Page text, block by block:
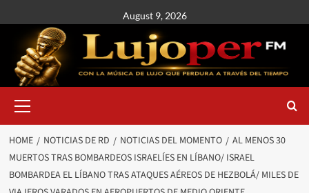
August 9, 2026
HOME NOTICIAS DE RD NOTICIAS DEL MOMENTO
AL MENOS 30
MUERTOS TRAS BOMBARDEOS ISRAELÍES EN LÍBANO/ ISRAEL
BOMBARDEA EL LÍBANO TRAS ATAQUES AÉREOS DE HEZBOLÁ/ MILES DE